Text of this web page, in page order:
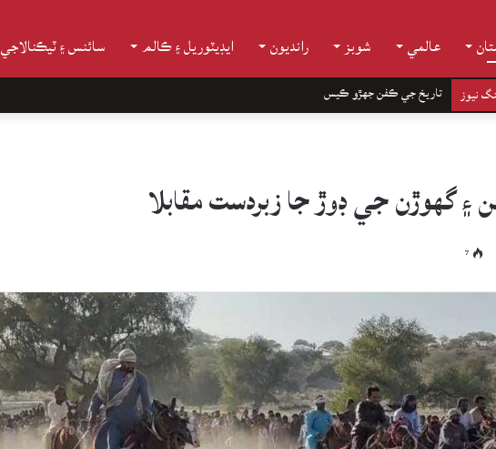
عالمي شوبز رانديون ايڊيٽوريل ۽ ڪالم سائنس ۽ ٽيڪنالاجي
نيوز تاريخ جي ڪفن جھڙو ڪيس
۽ گهوڙن جي ڊوڙ جا زبردست مقابلا
7